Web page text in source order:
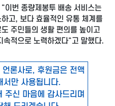
이번 종량제봉투 배송 서비스는
고, 보다 효율적인 유통 체계를
주민들의 생활 편의를 높이고
속적으로 노력하겠다"고 말했다.
론사로, 후원금은 전액
서만 사용됩니다.
주신 마음에 감사드리며